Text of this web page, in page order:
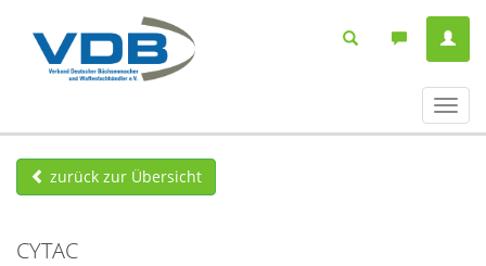
ein-/
zurück zur Übersicht
CYTAC